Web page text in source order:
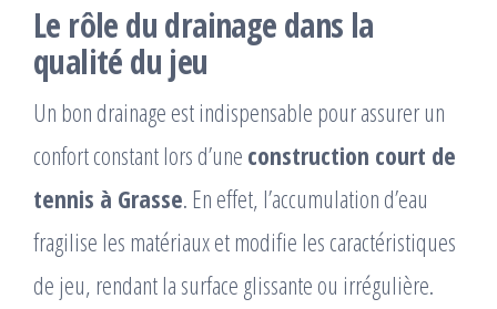
Le rôle du drainage dans la
qualité du jeu
Un bon drainage est indispensable pour assurer un
confort constant lors d’une construction court de
tennis à Grasse. En effet, l’accumulation d’eau
fragilise les matériaux et modifie les caractéristiques
de jeu, rendant la surface glissante ou irrégulière.